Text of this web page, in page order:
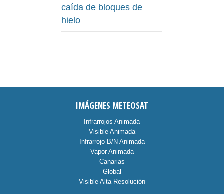
caída de bloques de
hielo
IMÁGENES METEOSAT
Infrarrojos Animada
Visible Animada
Infrarrojo B/N Animada
Vapor Animada
Canarias
Global
Visible Alta Resolución